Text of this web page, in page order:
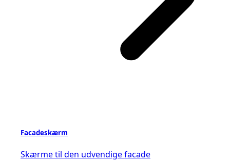
Facadeskærm
Skærme til den udvendige facade